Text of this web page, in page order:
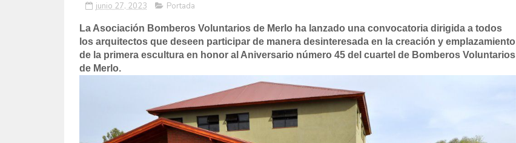
junio 27, 2023 Portada
La Asociación Bomberos Voluntarios de Merlo ha lanzado una convocatoria dirigida a todos
los arquitectos que deseen participar de manera desinteresada en la creación y emplazamiento
de la primera escultura en honor al Aniversario número 45 del cuartel de Bomberos Voluntarios
de Merlo.